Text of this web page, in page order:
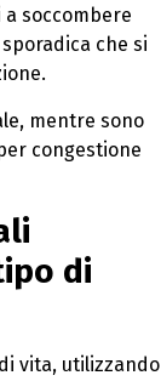
soccombere
che si
mentre sono
congestione
di
vita, utilizzando